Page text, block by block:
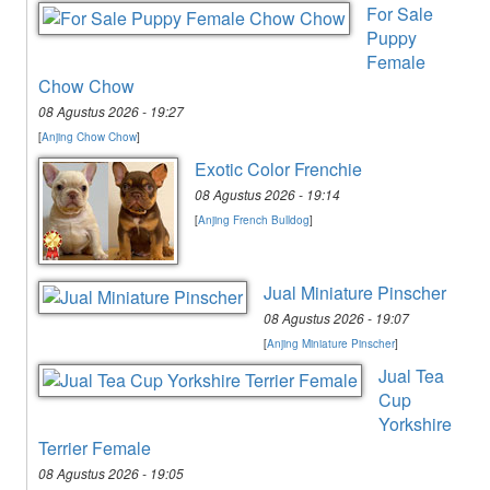
For Sale
Puppy
Female
Chow Chow
08 Agustus 2026 - 19:27
[Anjing Chow Chow]
Exotic Color Frenchie
08 Agustus 2026 - 19:14
[Anjing French Bulldog]
Jual Miniature Pinscher
08 Agustus 2026 - 19:07
[Anjing Miniature Pinscher]
Jual Tea
Cup
Yorkshire
Terrier Female
08 Agustus 2026 - 19:05